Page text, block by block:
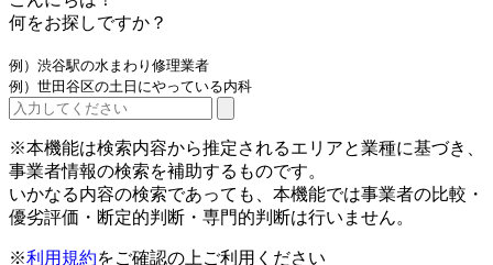
何をお探しですか？
例）渋谷駅の水まわり修理業者
例）世田谷区の土日にやっている内科
※本機能は検索内容から推定されるエリアと業種に基づき、
事業者情報の検索を補助するものです。
いかなる内容の検索であっても、本機能では事業者の比較・
優劣評価・断定的判断・専門的判断は行いません。
※利用規約をご確認の上ご利用ください